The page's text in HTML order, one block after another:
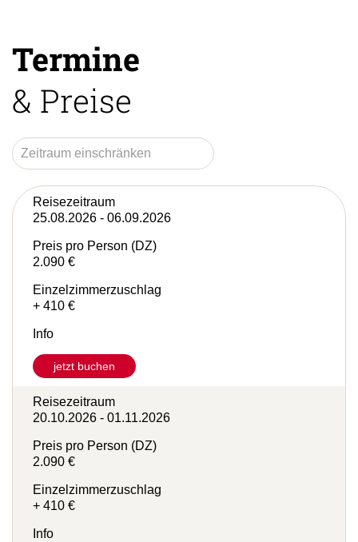
Termine
& Preise
25.08.2026 - 06.09.2026
2.090 €
+ 410 €
Info
jetzt buchen
20.10.2026 - 01.11.2026
2.090 €
+ 410 €